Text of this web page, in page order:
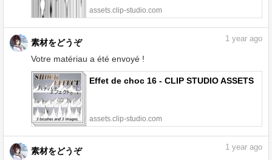
assets.clip-studio.com
素材をどうぞ
Votre matériau a été envoyé !
1 year ago
Effet de choc 16 - CLIP STUDIO ASSETS
assets.clip-studio.com
素材をどうぞ
1 year ago